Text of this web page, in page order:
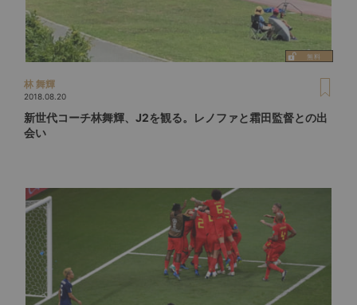
林 舞輝
2018.08.20
新世代コーチ林舞輝、J2を観る。レノファと霜田監督との出
会い